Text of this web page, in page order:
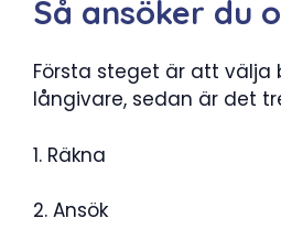
Så ansöker du
Första steget är att välja
långivare, sedan är det
1. Räkna
2. Ansök